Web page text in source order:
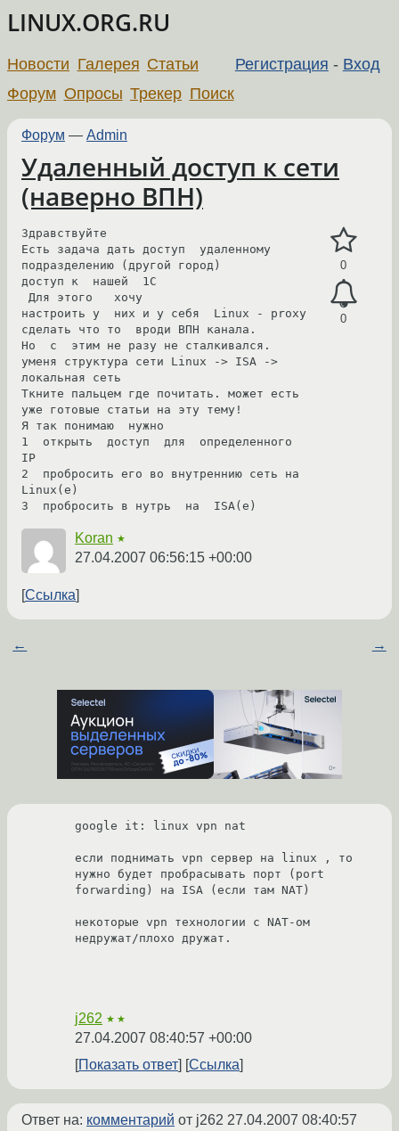
LINUX.ORG.RU
Регистрация - Вход
Новости Галерея Статьи
Форум Опросы Трекер Поиск
Форум — Admin
Удаленный доступ к сети
(наверно ВПН)
0
0
Здравствуйте
Есть задача дать доступ  удаленному
подразделению (другой город)
доступ к  нашей  1С
настроить у  них и у себя  Linux - proxy
сделать что то  вроди ВПН канала.
Но  с  этим не разу не сталкивался.
уменя структура сети Linux -> ISA ->
локальная сеть
Ткните пальцем где почитать. может есть
уже готовые статьи на эту тему!
Я так понимаю  нужно
1  открыть  доступ  для  определенного
IP
2  пробросить его во внутреннию сеть на
Linux(е)
Koran ★
27.04.2007 06:56:15 +00:00
Ссылка
← →
google it: linux vpn nat
если поднимать vpn сервер на linux , то
нужно будет пробрасывать порт (port
forwarding) на ISA (если там NAT)
некоторые vpn технологии с NAT-ом
недружат/плохо дружат.
j262 ★★
27.04.2007 08:40:57 +00:00
Показать ответ
Ссылка
Ответ на: комментарий от j262 27.04.2007 08:40:57